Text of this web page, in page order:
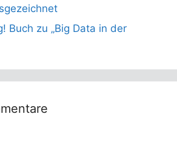
Buch zu „Big Data in der